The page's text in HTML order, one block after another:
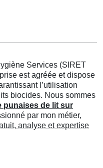
Services (SIRET
est agréée et dispose
l’utilisation
biocides. Nous sommes
punaises de lit sur
par mon métier,
analyse et expertise